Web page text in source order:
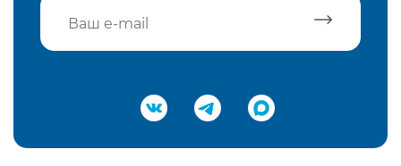
Подтвердить e-mail